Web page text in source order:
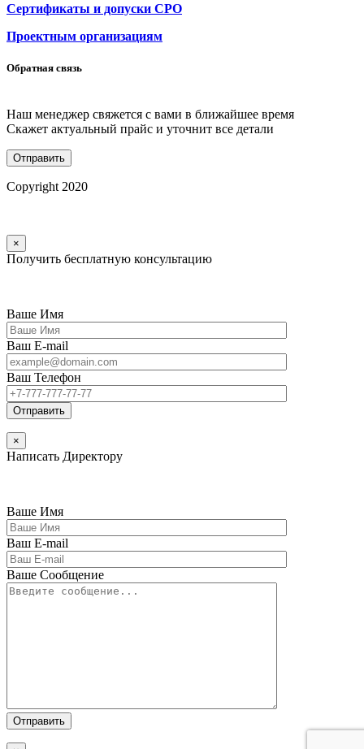
Сертификаты и допуски СРО
Проектным организациям
Обратная связь
Наш менеджер свяжется с вами в ближайшее время
Скажет актуальный прайс и уточнит все детали
Copyright 2020
×
Получить бесплатную консультацию
Ваше Имя
Ваш E-mail
Ваш Телефон
×
Написать Директору
Ваше Имя
Ваш E-mail
Ваше Сообщение